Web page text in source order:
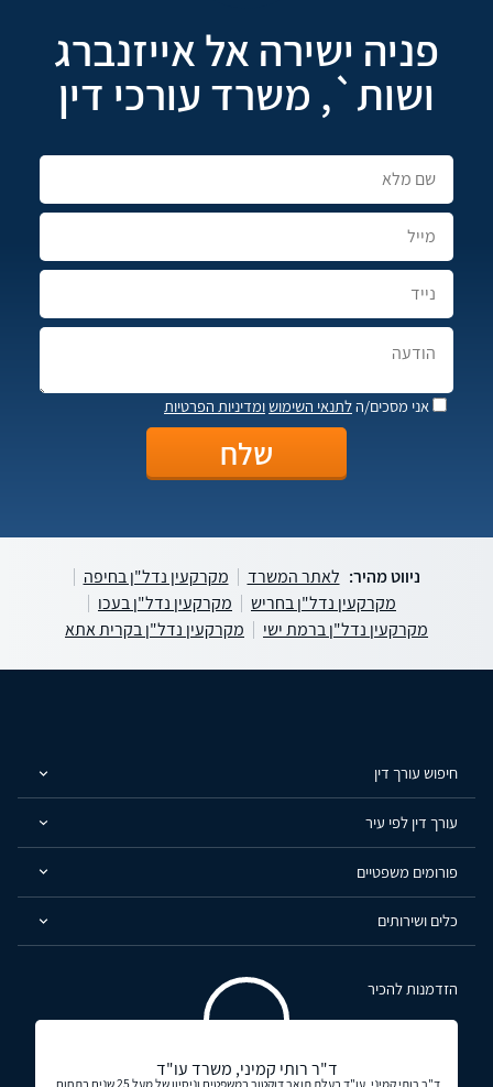
פניה ישירה אל אייזנברג
ושות`, משרד עורכי דין
אני מסכים/הלתנאי השימושומדיניות הפרטיות
ניווט מהיר: לאתר המשרד
מקרקעין נדל"ן בחיפה
מקרקעין נדל"ן בחריש
מקרקעין נדל"ן בעכו
מקרקעין נדל"ן ברמת ישי
מקרקעין נדל"ן בקרית אתא
חיפוש עורך דין
עורך דין לפי עיר
פורומים משפטיים
כלים ושירותים
הזדמנות להכיר
ד"ר רותי קמיני, משרד עו"ד
ד"ר רותי קמיני, עו"ד בעלת תואר דוקטור במשפטים וניסיון של מעל 25 שנים בתחום,